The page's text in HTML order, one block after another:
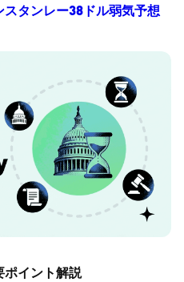
タンレー38ドル弱気予想
ポイント解説